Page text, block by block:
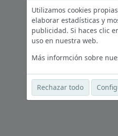
Ver más ofertas
Utilizamos cookies
elaborar estadísticas y
publicidad. Si haces clic
uso en nuestra web.
Más informción sobre
Rechazar todo